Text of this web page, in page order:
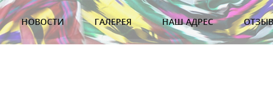
НОВОСТИ ГАЛЕРЕЯ НАШ АДРЕС